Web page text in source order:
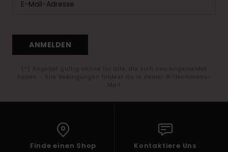
ANMELDEN
(*) Angebot gültig online für alle, die sich neu angemeldet
haben - Alle Bedingungen findest du in deiner Willkommens-
Mail
Finde einen Shop Kontaktiere Uns